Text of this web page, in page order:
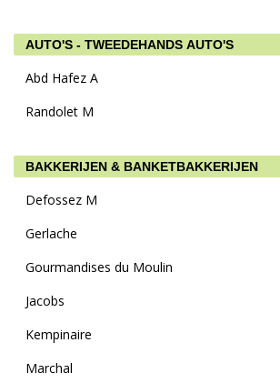
AUTO'S - TWEEDEHANDS AUTO'S
Abd Hafez A
Randolet M
BAKKERIJEN & BANKETBAKKERIJEN
Defossez M
Gerlache
Gourmandises du Moulin
Jacobs
Kempinaire
Marchal